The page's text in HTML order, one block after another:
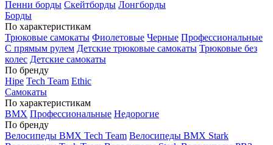
Пенни борды Скейтборды Лонгборды
Борды
По характеристикам
Трюковые самокаты Фиолетовые Черные Профессиональные
С прямым рулем Детские трюковые самокаты Трюковые без
колес Детские самокаты
По бренду
Hipe Tech Team Ethic
Самокаты
По характеристикам
BMX Профессиональные Недорогие
По бренду
Велосипеды BMX Tech Team Велосипеды BMX Stark